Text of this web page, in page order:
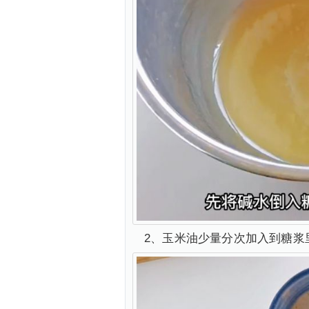
2、玉米油少量分次加入到糖浆